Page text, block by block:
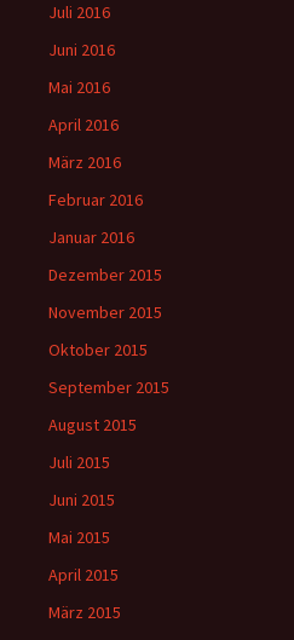
Juli 2016
Juni 2016
Mai 2016
April 2016
März 2016
Februar 2016
Januar 2016
Dezember 2015
November 2015
Oktober 2015
September 2015
August 2015
Juli 2015
Juni 2015
Mai 2015
April 2015
März 2015